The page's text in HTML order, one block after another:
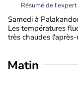
Résumé de l’expert
Samedi à
Les températures
très chaudes
Matin